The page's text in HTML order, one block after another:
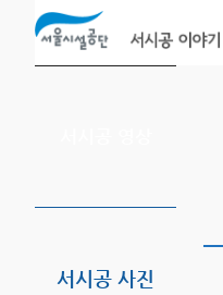
본문바로가기
서시공 사진